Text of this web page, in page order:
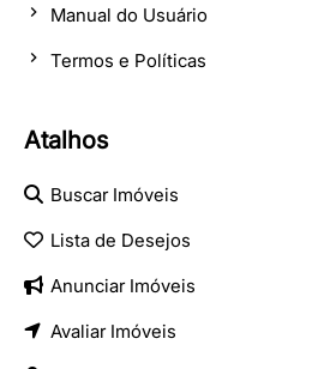
Manual do Usuário
Termos e Políticas
Atalhos
Buscar Imóveis
Lista de Desejos
Anunciar Imóveis
Avaliar Imóveis